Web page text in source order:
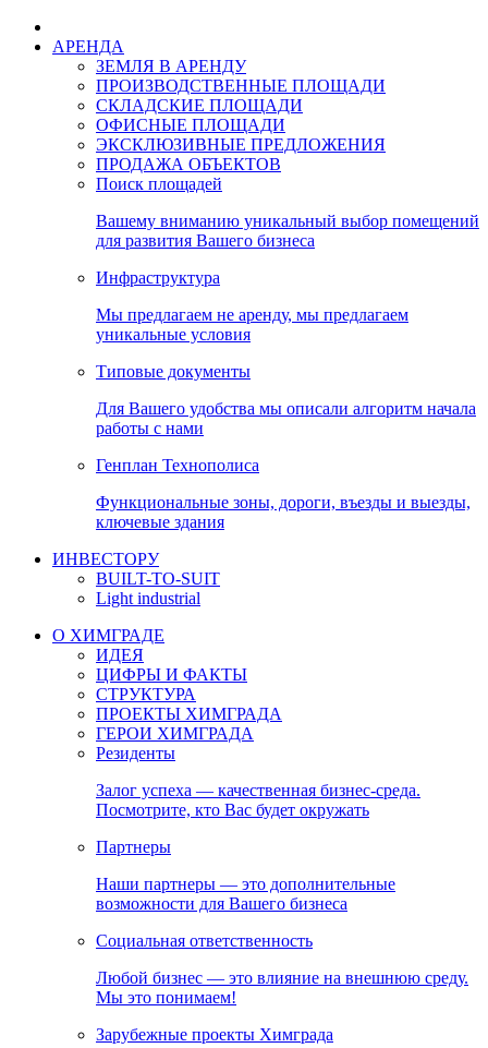
АРЕНДА
ЗЕМЛЯ В АРЕНДУ
ПРОИЗВОДСТВЕННЫЕ ПЛОЩАДИ
СКЛАДСКИЕ ПЛОЩАДИ
ОФИСНЫЕ ПЛОЩАДИ
ЭКСКЛЮЗИВНЫЕ ПРЕДЛОЖЕНИЯ
ПРОДАЖА ОБЪЕКТОВ
Поиск площадей
Вашему вниманию уникальный выбор помещений
для развития Вашего бизнеса
Инфраструктура
Мы предлагаем не аренду, мы предлагаем
уникальные условия
Типовые документы
Для Вашего удобства мы описали алгоритм начала
работы с нами
Генплан Технополиса
Функциональные зоны, дороги, въезды и выезды,
ключевые здания
ИНВЕСТОРУ
BUILT-TO-SUIT
Light industrial
О ХИМГРАДЕ
ИДЕЯ
ЦИФРЫ И ФАКТЫ
СТРУКТУРА
ПРОЕКТЫ ХИМГРАДА
ГЕРОИ ХИМГРАДА
Резиденты
Залог успеха — качественная бизнес-среда.
Посмотрите, кто Вас будет окружать
Партнеры
Наши партнеры — это дополнительные
возможности для Вашего бизнеса
Социальная ответственность
Любой бизнес — это влияние на внешнюю среду.
Мы это понимаем!
Зарубежные проекты Химграда